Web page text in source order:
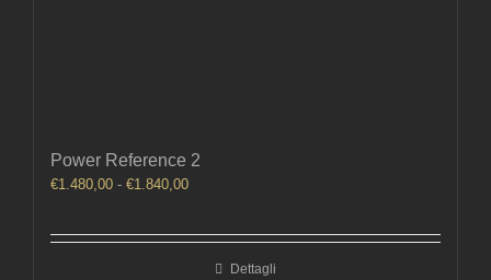
Power Reference 2
€1.480,00 - €1.840,00Fascia
da
€1.480,00Dettagli